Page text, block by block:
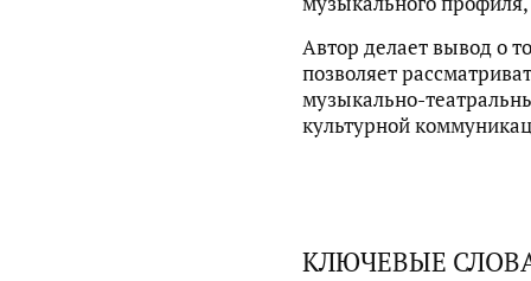
Автор делает вывод о
позволяет
музыкально-
культурной
КЛЮЧЕВЫЕ